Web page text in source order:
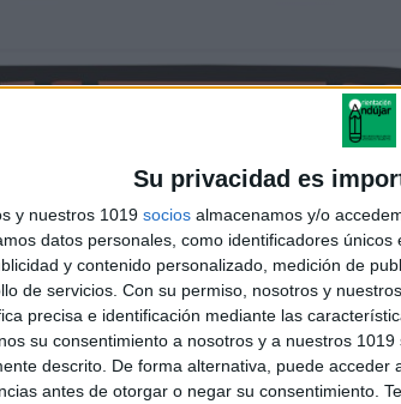
Su privacidad es
y nuestros 1019 socios almacenamos y/o
datos personales, como identificadores
y contenido personalizado, medición de
de servicios. Con su permiso, nosotros y
precisa e identificación mediante las
su consentimiento a nosotros y a nuestros
descrito. De forma alternativa, puede
antes de otorgar o negar su consentimiento.